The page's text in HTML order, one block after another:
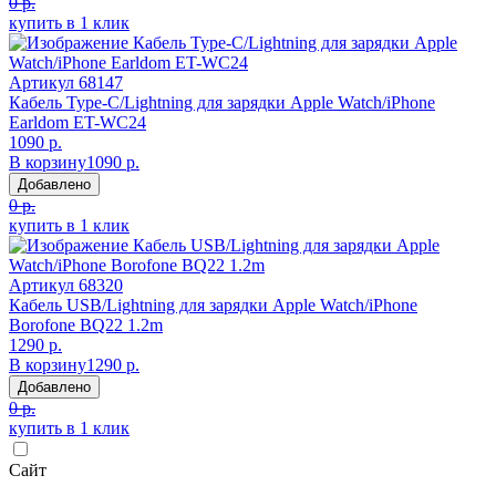
купить в 1 клик
Артикул 68147
Кабель Type-C/Lightning для зарядки Apple Watch/iPhone
Earldom ET-WC24
1090 р.
В корзину1090 р.
Добавлено
0 р.
купить в 1 клик
Артикул 68320
Кабель USB/Lightning для зарядки Apple Watch/iPhone
Borofone BQ22 1.2m
1290 р.
В корзину1290 р.
Добавлено
0 р.
купить в 1 клик
Сайт